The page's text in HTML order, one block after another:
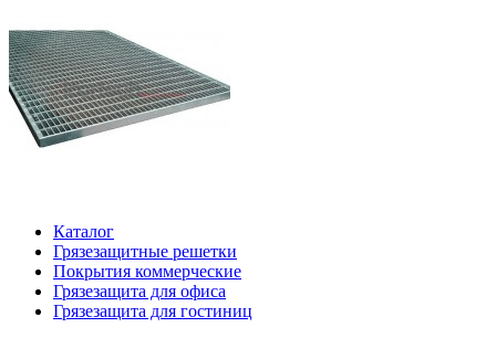
Каталог
Грязезащитные решетки
Покрытия коммерческие
Грязезащита для офиса
Грязезащита для гостиниц